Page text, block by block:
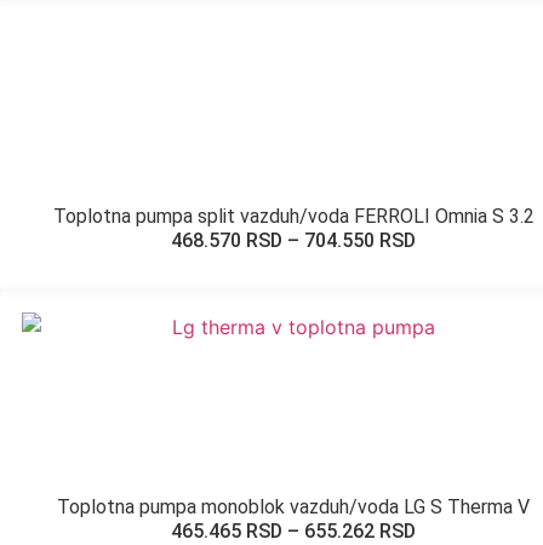
Toplotna pumpa split vazduh/voda FERROLI Omnia S 3.2
468.570 RSD – 704.550 RSD
Toplotna pumpa monoblok vazduh/voda LG S Therma V
465.465 RSD – 655.262 RSD